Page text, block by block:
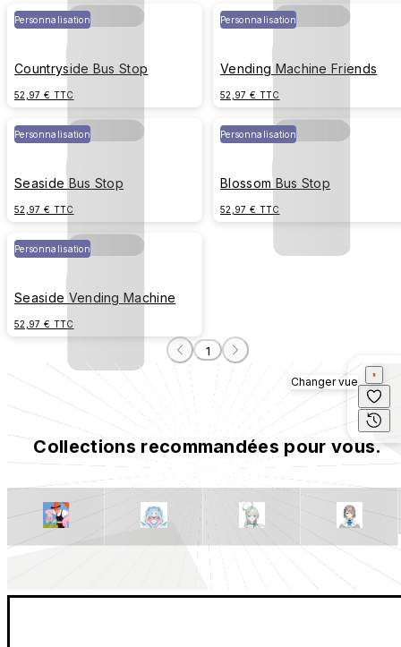
Personnalisation
Countryside Bus Stop
52,97 € TTC
Personnalisation
Vending Machine Friends
52,97 € TTC
Personnalisation
Seaside Bus Stop
52,97 € TTC
Personnalisation
Blossom Bus Stop
52,97 € TTC
Personnalisation
Seaside Vending Machine
52,97 € TTC
1
Collections recommandées pour vous.
Changer vue